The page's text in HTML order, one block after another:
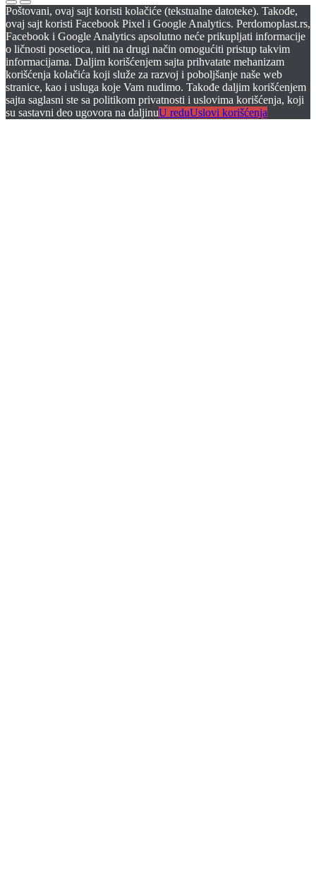
Poštovani, ovaj sajt koristi kolačiće (tekstualne datoteke). Takođe,
ovaj sajt koristi Facebook Pixel i Google Analytics. Perdomoplast.rs,
Facebook i Google Analytics apsolutno neće prikupljati informacije
o ličnosti posetioca, niti na drugi način omogućiti pristup takvim
informacijama. Daljim korišćenjem sajta prihvatate mehanizam
korišćenja kolačića koji služe za razvoj i poboljšanje naše web
stranice, kao i usluga koje Vam nudimo. Takođe daljim korišćenjem
sajta saglasni ste sa politikom privatnosti i uslovima korišćenja, koji
su sastavni deo ugovora na daljinuU reduUslovi korišćenja